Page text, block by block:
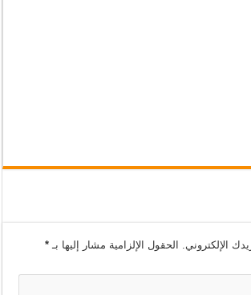
الإلكتروني. الحقول الإلزامية مشار إليها بـ*